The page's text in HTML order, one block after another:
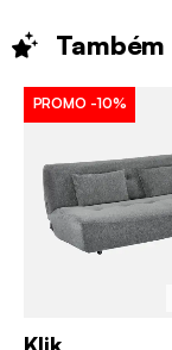
Também
PROMO -10%
Klik